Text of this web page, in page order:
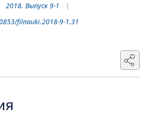
2018. Выпуск 9-1
filnauki.2018-9-1.31